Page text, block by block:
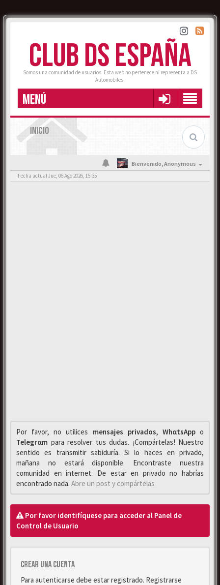
CLUB DS ESPAÑA
Somos una comunidad de usuarios. Esta web no pertenece ni representa a DS
Automobiles.
MENÚ
INICIO
Bienvenido,Anonymous
Fecha actual Jue, 06 Ago 2026, 15:35
Por favor, no utilices mensajes privados, WhαtsAppo
Telegrαm para resolver tus dudas. ¡Compártelas! Nuestro
sentido es transmitir sabiduría. Si lo haces en privado,
mañana no estará disponible. Encontraste nuestra
comunidad en internet. De estar en privado no habrías
encontrado nada. Abre un post y compártelas
Por favor identifíquese para acceder al Panel de
Control de Usuario
Crear una cuenta
Para autenticarse debe estar registrado. Registrarse